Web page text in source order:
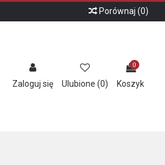
Porównaj (0)
Zaloguj się Ulubione (0)
0
Koszyk